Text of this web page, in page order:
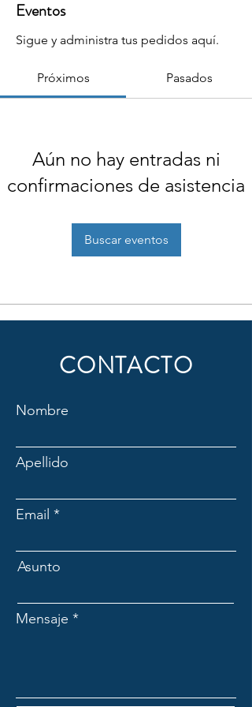
Eventos
Sigue y administra tus pedidos aquí.
Próximos Pasados
Aún no hay entradas ni
confirmaciones de asistencia
Buscar eventos
CONTACTO
Nombre
Apellido
Email
Asunto
Mensaje